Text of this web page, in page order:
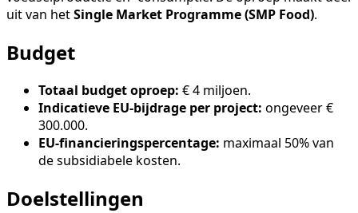
uit van hetSingle Market Programme (SMP Food).
Budget
Totaal budget oproep: € 4 miljoen.
Indicatieve EU-bijdrage per project: ongeveer €
300.000.
EU-financieringspercentage: maximaal 50% van
de subsidiabele kosten.
Doelstellingen